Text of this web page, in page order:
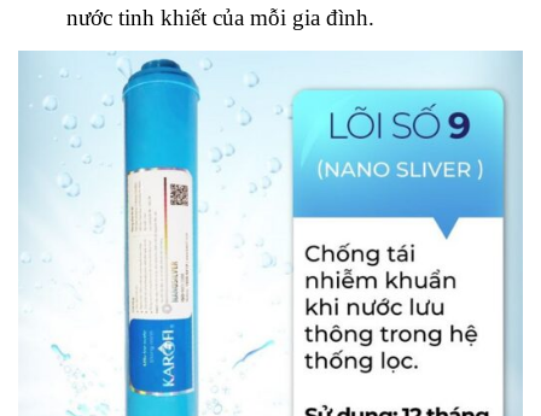
nước tinh khiết của mỗi gia đình.